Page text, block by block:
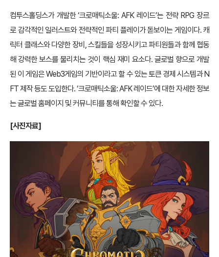
컴투스홀딩스가 개발한 ‘크로매틱소울: AFK 레이드’는 전략 RPG 장르
로 감각적인 일러스트와 전략적인 파티 플레이가 돋보이는 게임이다. 캐
릭터 클래스와 다양한 장비, 스킬들을 성장시키고 파티원들과 함께 협동
해 강력한 보스를 물리치는 것이 핵심 재미 요소다. 글로벌 향으로 개발
된 이 게임은 Web3게임의 기반이라고 할 수 있는 토큰 경제 시스템과 N
FT 제작 등도 도입한다. ‘크로매틱소울: AFK 레이드’에 대한 자세한 정보
는 글로벌 홈페이지 및 커뮤니티를 통해 확인할 수 있다.
[사진자료]